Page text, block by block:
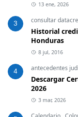
13 ene, 2026
3 consultar
Historial
Honduras
8 jul, 2016
4 antecedentes
Descargar
2026
3 mar, 2026